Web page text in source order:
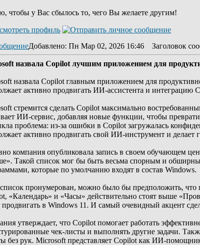
чтобы у Вас сбылось то, чего Вы желаете другим!
Добавлено: Пн Мар 02, 2026 16:46 Заголовок
назвала Copilot лучшим приложением для
назвала Copilot главным приложением для
активно продвигать ИИ-ассистента и интеграцию
стремится сделать Copilot максимально
ИИ-сервис, добавляя новые функции, чтобы
проблема: из-за ошибки в Copilot загружалась
активно продвигать свой ИИ-инструмент и делает
компания опубликовала запись в своем обучающем
Такой список мог бы быть весьма спорным и
которые по умолчанию входят в состав Windows.
пронумерован, можно было бы предположить,
«Календарь» и «Часы» действительно стоят выше
продвигать в Windows 11. И самый очевидный акцент
утверждает, что Copilot помогает работать
чек-листы и выполнять другие задачи.
без рук. Microsoft представляет Copilot как ИИ-